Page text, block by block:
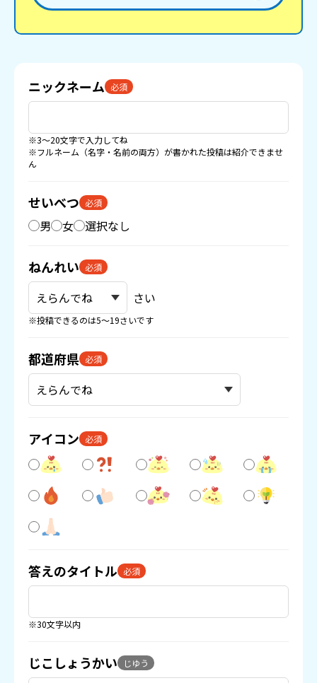
ニックネーム 必須
※3〜20文字で入力してね
※フルネーム（名字・名前の両方）が書かれた投稿は紹介できませ
ん
せいべつ 必須
男 女 選択なし
ねんれい 必須
さい
※投稿できるのは5〜19さいです
都道府県 必須
アイコン 必須
答えのタイトル 必須
※30文字以内
じこしょうかい じゆう